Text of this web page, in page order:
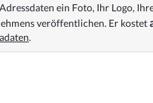
ein Foto, Ihr Logo,
veröffentlichen. Er kostet
.